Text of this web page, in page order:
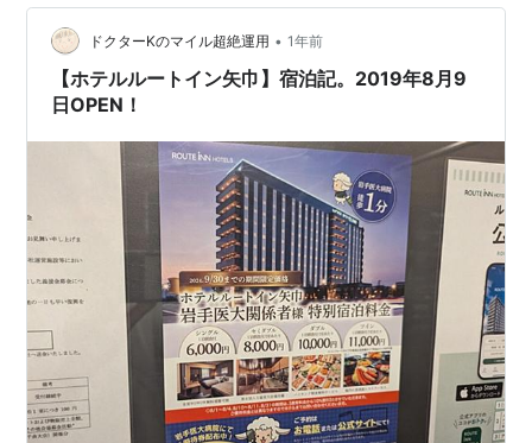
ドクターKのマイル超絶運用 • 1年前
【ホテルルートイン矢巾】宿泊記。2019年8月9
日OPEN！